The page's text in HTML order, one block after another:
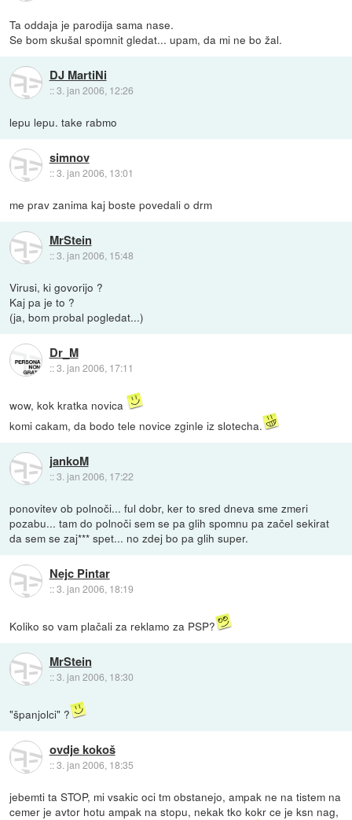
Ta oddaja je parodija sama nase.
Se bom skušal spomnit gledat... upam, da mi ne bo žal.
DJ MartiNi
::3. jan 2006, 12:26
lepu lepu. take rabmo
simnov
::3. jan 2006, 13:01
me prav zanima kaj boste povedali o drm
MrStein
::3. jan 2006, 15:48
Virusi, ki govorijo ?
Kaj pa je to ?
(ja, bom probal pogledat...)
Dr_M
::3. jan 2006, 17:11
wow, kok kratka novica
komi cakam, da bodo tele novice zginle iz slotecha.
jankoM
::3. jan 2006, 17:22
ponovitev ob polnoči... ful dobr, ker to sred dneva sme zmeri
pozabu... tam do polnoči sem se pa glih spomnu pa začel sekirat
da sem se zaj*** spet... no zdej bo pa glih super.
Nejc Pintar
::3. jan 2006, 18:19
Koliko so vam plačali za reklamo za PSP?
MrStein
::3. jan 2006, 18:30
"španjolci" ?
ovdje kokoš
::3. jan 2006, 18:35
jebemti ta STOP, mi vsakic oci tm obstanejo, ampak ne na tistem na
cemer je avtor hotu ampak na stopu, nekak tko kokr ce je ksn nag,